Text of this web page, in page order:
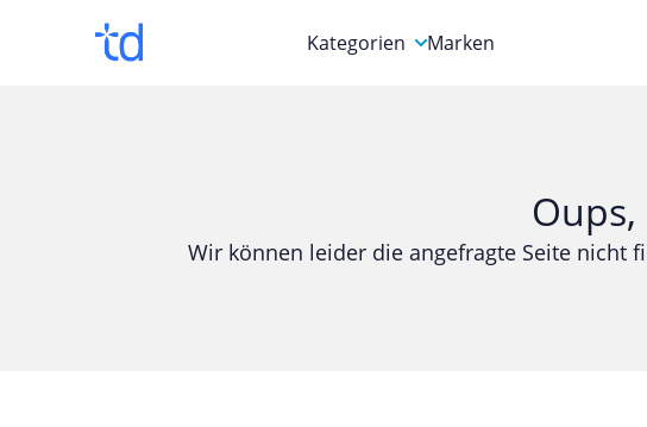
Kategorien
Computer & Elektronik
Marken
Oups,
Wir können leider die angefragte Seite nicht